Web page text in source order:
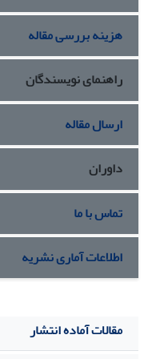
هزینه بررسی مقاله
راهنمای نویسندگان
ارسال مقاله
داوران
تماس با ما
اطلاعات آماری نشریه
مقالات آماده انتشار